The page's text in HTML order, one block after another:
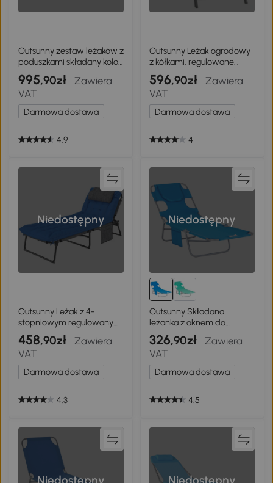
Outsunny zestaw leżaków z
poduszkami składany kolor
niebieski 60 x 75 x 65-102
cm
995,90zł
Zawiera
VAT
Darmowa dostawa
4.9
Outsunny Leżak ogrodowy
z kółkami, regulowane
oparcie, aluminiowy
596,90zł
Zawiera
VAT
Darmowa dostawa
4
Niedostępny
Outsunny Leżak z 4-
stopniowym regulowanym
oparciem, poduszką,
boczną kieszenią i
zagłówkiem, 68 x 189 x 33
cm, niebieski
458,90zł
Zawiera
VAT
Darmowa dostawa
4.3
Niedostępny
Outsunny Składana
leżanka z oknem do
czytania i poduszką,
leżanka ogrodowa z 5-
stopniowym regulowanym
oparciem, odporna na
warunki atmosferyczne
120 kg, na plażę, basen,
326,90zł
Zawiera
VAT
Darmowa dostawa
4.5
Niedostępny Niedostępny